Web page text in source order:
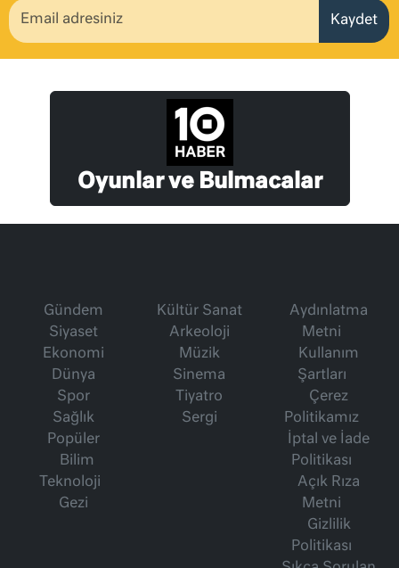
Kaydet
Oyunlar ve Bulmacalar
Gündem
Siyaset
Ekonomi
Dünya
Spor
Sağlık
Popüler
Bilim
Teknoloji
Gezi
Kültür Sanat
Arkeoloji
Müzik
Sinema
Tiyatro
Sergi
Aydınlatma
Metni
Kullanım
Şartları
Çerez
Politikamız
İptal ve İade
Politikası
Açık Rıza
Metni
Gizlilik
Politikası